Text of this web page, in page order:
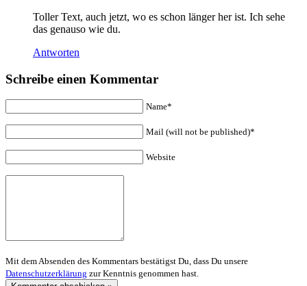
Toller Text, auch jetzt, wo es schon länger her ist. Ich sehe
das genauso wie du.
Antworten
Schreibe einen Kommentar
Name*
Mail (will not be published)*
Website
Mit dem Absenden des Kommentars bestätigst Du, dass Du unsere
Datenschutzerklärung zur Kenntnis genommen hast.